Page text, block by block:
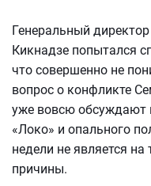
Генеральный
Кикнадзе попытался
что совершенно не
вопрос о конфликте
уже вовсю обсуждают
«Локо» и опального
недели не является
причины.